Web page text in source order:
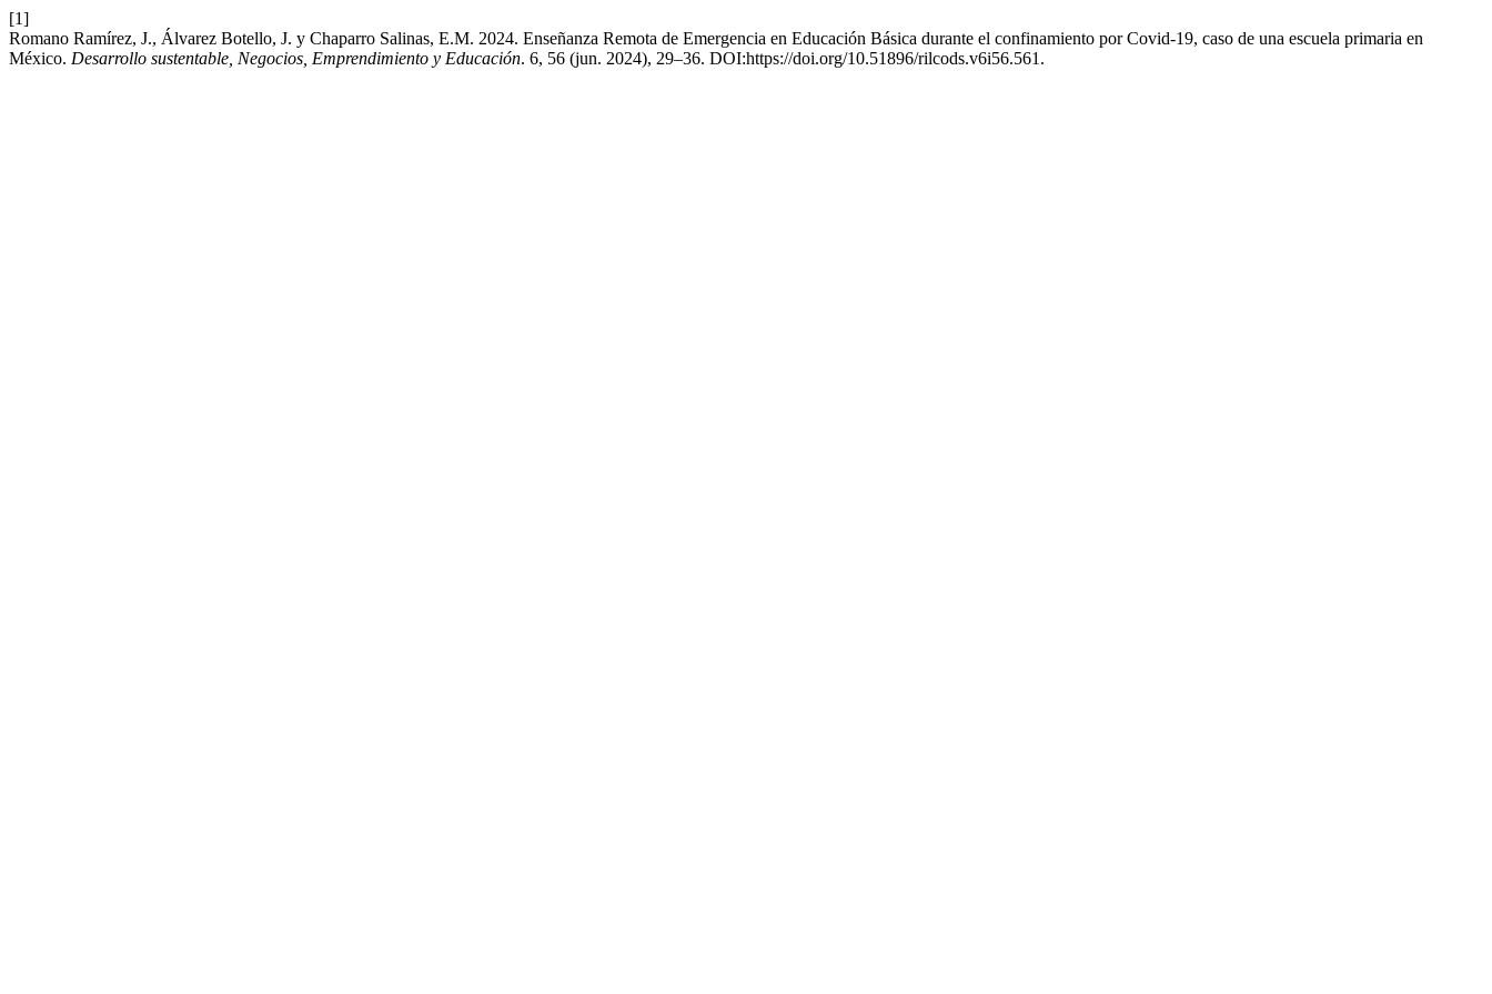
[1]
Romano Ramírez, J., Álvarez Botello, J. y Chaparro Salinas, E.M. 2024. Enseñanza Remota de Emergencia en Educación Básica durante el confinamiento por Covid-19, caso de una escuela primaria en
México. Desarrollo sustentable, Negocios, Emprendimiento y Educación. 6, 56 (jun. 2024), 29–36. DOI:https://doi.org/10.51896/rilcods.v6i56.561.